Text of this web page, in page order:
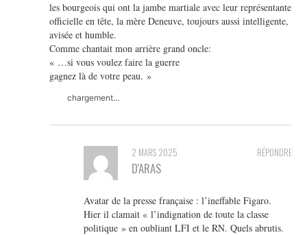
les bourgeois qui ont la jambe martiale avec leur représentante
officielle en tête, la mère Deneuve, toujours aussi intelligente,
avisée et humble.
Comme chantait mon arrière grand oncle:
« …si vous voulez faire la guerre
gagnez là de votre peau. »
chargement…
RÉPONDRE
2 MARS 2025
D'ARAS
Avatar de la presse française : l’ineffable Figaro.
Hier il clamait « l’indignation de toute la classe
politique » en oubliant LFI et le RN. Quels abrutis.